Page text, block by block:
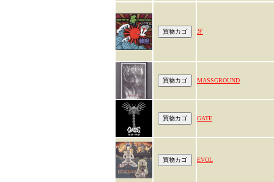
牙
MASSGROUND
GATE
EVOL